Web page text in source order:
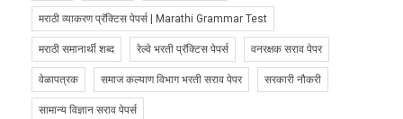
मराठी व्याकरण प्रॅक्टिस पेपर्स | Marathi Grammar Test
मराठी समानार्थी शब्द रेल्वे भरती प्रॅक्टिस पेपर्स वनरक्षक सराव पेपर
वेळापत्रक समाज कल्याण विभाग भरती सराव पेपर सरकारी नौकरी
सामान्य विज्ञान सराव पेपर्स